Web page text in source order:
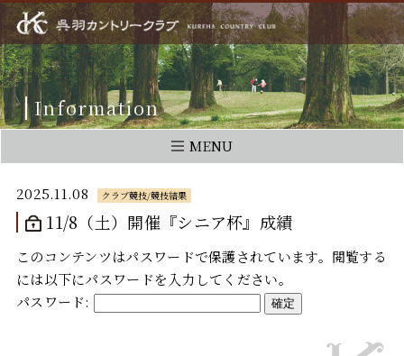
Information
MENU
2025.11.08 クラブ競技/競技結果
11/8（土）開催『シニア杯』成績
このコンテンツはパスワードで保護されています。閲覧する
には以下にパスワードを入力してください。
パスワード: